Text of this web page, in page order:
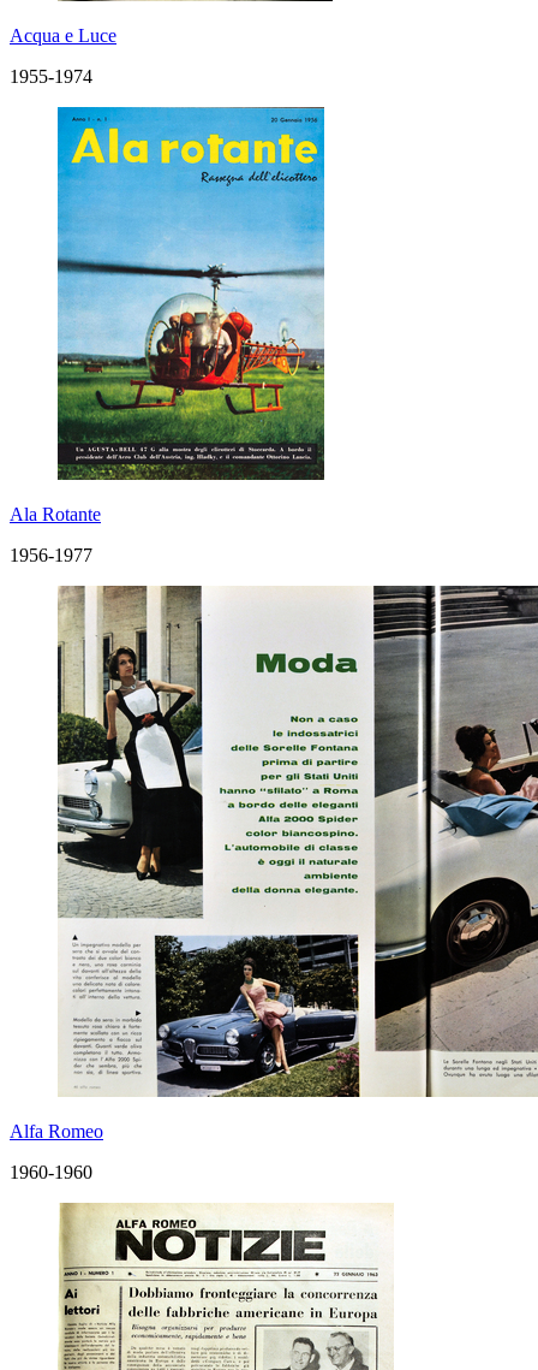
Acqua e Luce
1955-1974
Ala Rotante
1956-1977
Alfa Romeo
1960-1960